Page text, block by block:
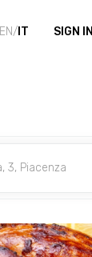
EN/ IT SIGN IN